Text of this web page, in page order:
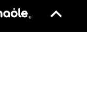
Strona otwiera